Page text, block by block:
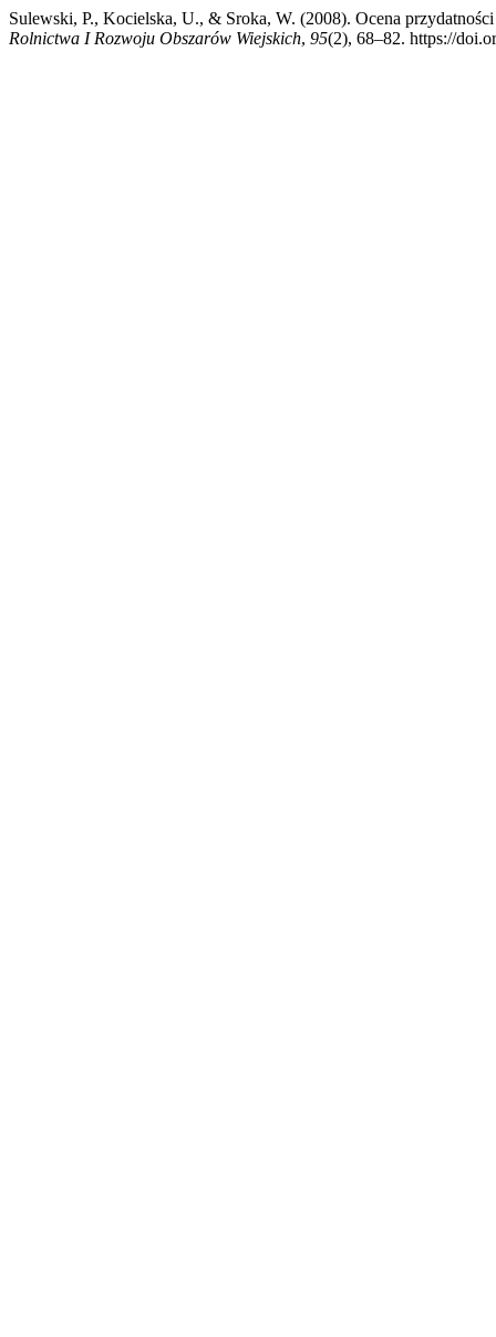
Sulewski, P., Kocielska, U., & Sroka, W. (2008). Ocena
Rolnictwa I Rozwoju Obszarów Wiejskich, 95(2), 68–82. https://